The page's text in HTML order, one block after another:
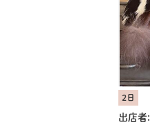
2日
出店者: